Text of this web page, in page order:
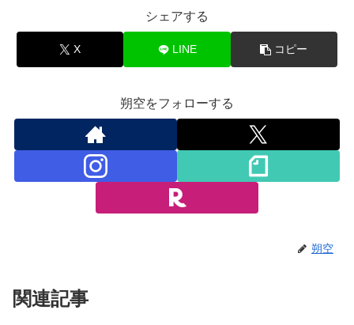
シェアする
X LINE コピー
朔空をフォローする
朔空
関連記事